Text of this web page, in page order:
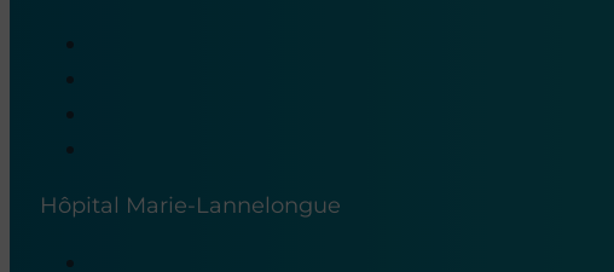
Hôpital Marie-Lannelongue